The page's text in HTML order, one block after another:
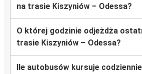
na trasie Kiszyniów – Odessa?
O której godzinie odjeżdża
trasie Kiszyniów – Odessa?
Ile autobusów kursuje